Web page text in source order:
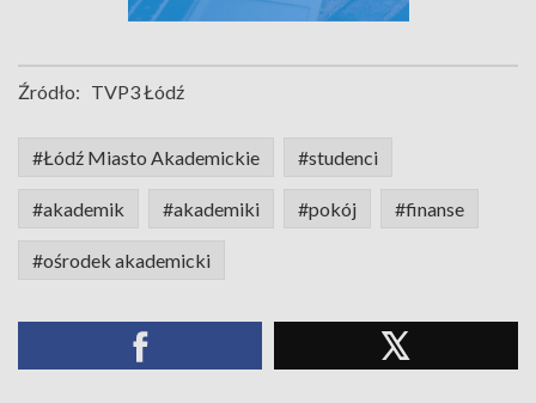
Źródło: TVP3 Łódź
#Łódź Miasto Akademickie #studenci
#akademik #akademiki #pokój #finanse
#ośrodek akademicki